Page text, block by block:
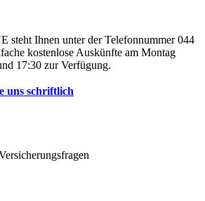
steht Ihnen unter der Telefonnummer 044
kostenlose Auskünfte am Montag
17:30 zur Verfügung.
uns schriftlich